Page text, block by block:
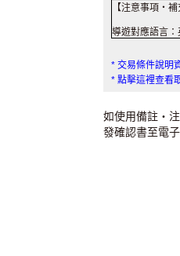
【注意事項・
導遊對應語言：
* 交易條件說明
* 點擊這裡查看
如使用備註・
發確認書至電